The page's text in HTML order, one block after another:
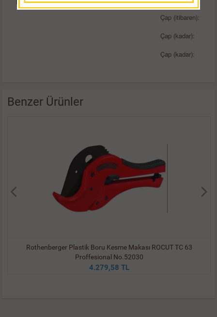
Çap (itibaren):
Çap (kadar):
Çap (kadar):
Benzer Ürünler
Rothenberger Plastik Boru Kesme Makası ROCUT TC 63
Proffesional No.52030
4.279,58 TL